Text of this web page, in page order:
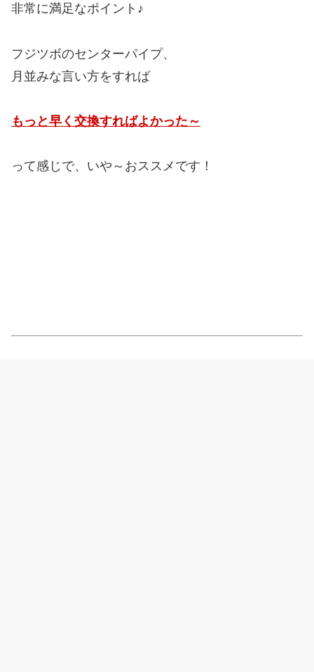
非常に満足なポイント♪
フジツボのセンターパイプ、
月並みな言い方をすれば
もっと早く交換すればよかった～
って感じで、いや～おススメです！